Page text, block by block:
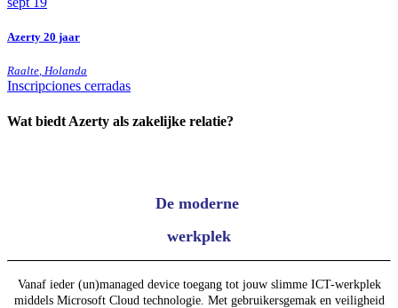
Azerty 20 jaar
Raalte, Holanda
Inscripciones cerradas
Wat biedt Azerty als zakelijke relatie?
De moderne
werkplek
Vanaf ieder (un)managed device toegang tot jouw slimme ICT-werkplek
middels Microsoft Cloud technologie. Met gebruikersgemak en veiligheid